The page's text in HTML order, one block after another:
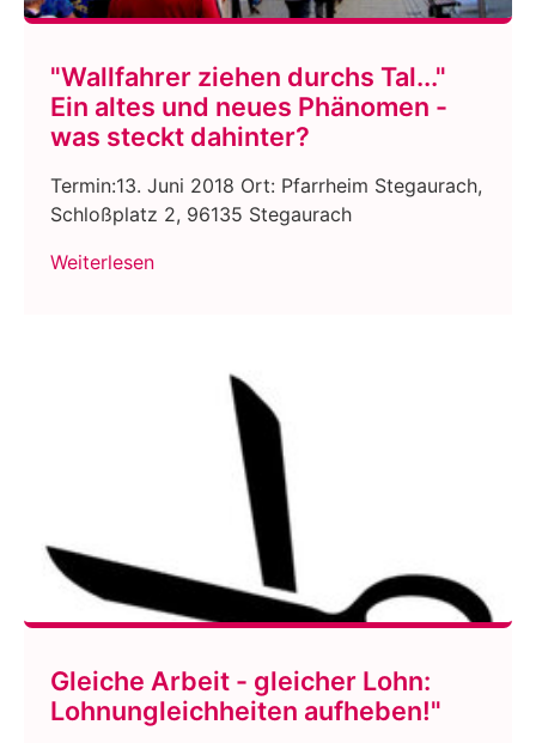
"Wallfahrer ziehen durchs Tal..."
Ein altes und neues Phänomen -
was steckt dahinter?
Termin:13. Juni 2018 Ort: Pfarrheim Stegaurach,
Schloßplatz 2, 96135 Stegaurach
Weiterlesen
Gleiche Arbeit - gleicher Lohn:
Lohnungleichheiten aufheben!"